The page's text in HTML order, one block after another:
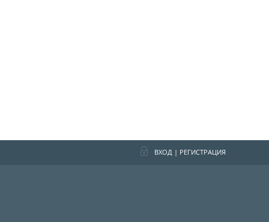
ВХОД | РЕГИСТРАЦИЯ